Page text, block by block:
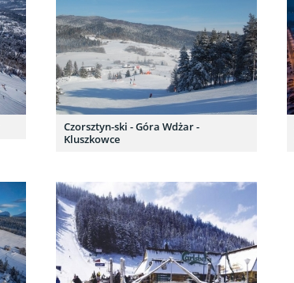
Czorsztyn-ski - Góra Wdżar -
Kluszkowce